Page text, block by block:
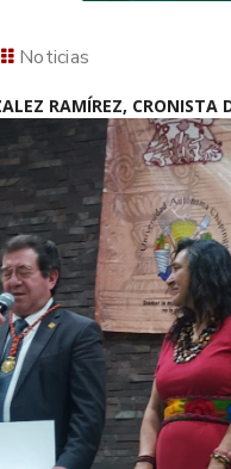
Noticias
RAMÍREZ, CRONISTA